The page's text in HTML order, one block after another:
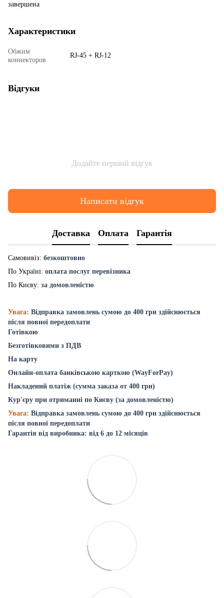
завершена
Характеристики
Обжим
коннекторов
RJ-45 + RJ-12
Відгуки
Додайте перший відгук
Написати відгук
Доставка Оплата Гарантія
Самовивіз: безкоштовно
По Україні: оплата послуг перевізника
По Києву: за домовленістю
Увага: Відправка замовлень сумою до 400 грн здійснюється
після повної передоплати
Готівкою
Безготівковими з ПДВ
На карту
Онлайн-оплата банківською карткою (WayForPay)
Накладений платіж (сумма заказа от 400 грн)
Кур'єру при отриманні по Києву (за домовленістю)
Увага: Відправка замовлень сумою до 400 грн здійснюється
після повної передоплати
Гарантія від виробника: від 6 до 12 місяців